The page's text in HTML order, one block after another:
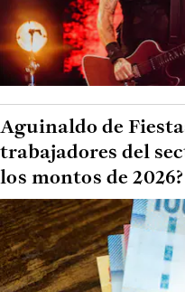
Aguinaldo de
trabajadores del
los montos de 2026?